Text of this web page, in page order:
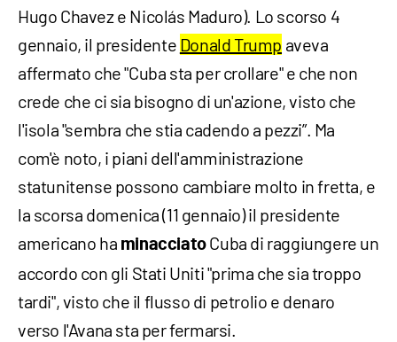
Hugo Chavez e Nicolás Maduro). Lo scorso 4
gennaio, il presidente Donald Trump aveva
affermato che "Cuba sta per crollare" e che non
crede che ci sia bisogno di un'azione, visto che
l'isola "sembra che stia cadendo a pezzi”. Ma
com'è noto, i piani dell'amministrazione
statunitense possono cambiare molto in fretta, e
la scorsa domenica (11 gennaio) il presidente
americano ha minacciatoCuba di raggiungere un
accordo con gli Stati Uniti "prima che sia troppo
tardi", visto che il flusso di petrolio e denaro
verso l'Avana sta per fermarsi.